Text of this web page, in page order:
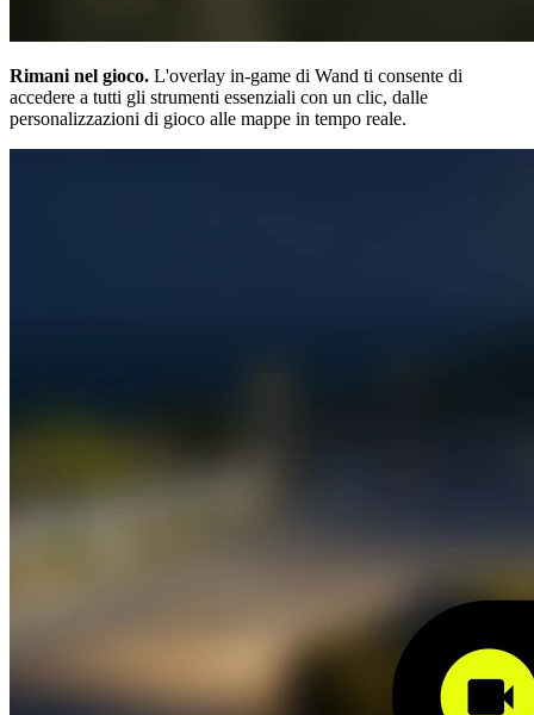
Rimani nel gioco. L'overlay in-game di Wand ti consente di
accedere a tutti gli strumenti essenziali con un clic, dalle
personalizzazioni di gioco alle mappe in tempo reale.